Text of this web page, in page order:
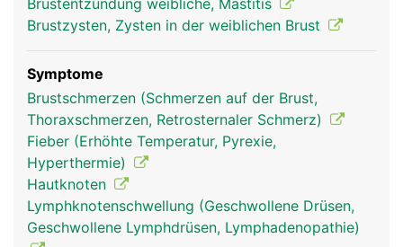
Mutter, die das Neugeborene vor Infektionen
Menstruationszyklus kommt es zu einem
Anschwellen der Brüste als Vorbereitung auf eine
anstehende Schwangerschaft, die sich mit Beginn
der Monatsblutung wieder zurückbildet. Die Brüste
werden ausserdem durchzogen von Blutgefässen
zur Versorgung mit Nährstoffen und Hormonen
und von Lymphgefässen, die das Gewebewasser
(Lymphe) zu den Lymphknoten in den
Achselhöhlen leiten.
Brustentzündung weibliche, Mastitis
Brustzysten, Zysten in der weiblichen Brust
Symptome
Brustschmerzen (Schmerzen auf der Brust,
Thoraxschmerzen, Retrosternaler Schmerz)
Fieber (Erhöhte Temperatur, Pyrexie,
Hyperthermie)
Hautknoten
Lymphknotenschwellung (Geschwollene Drüsen,
Geschwollene Lymphdrüsen, Lymphadenopathie)